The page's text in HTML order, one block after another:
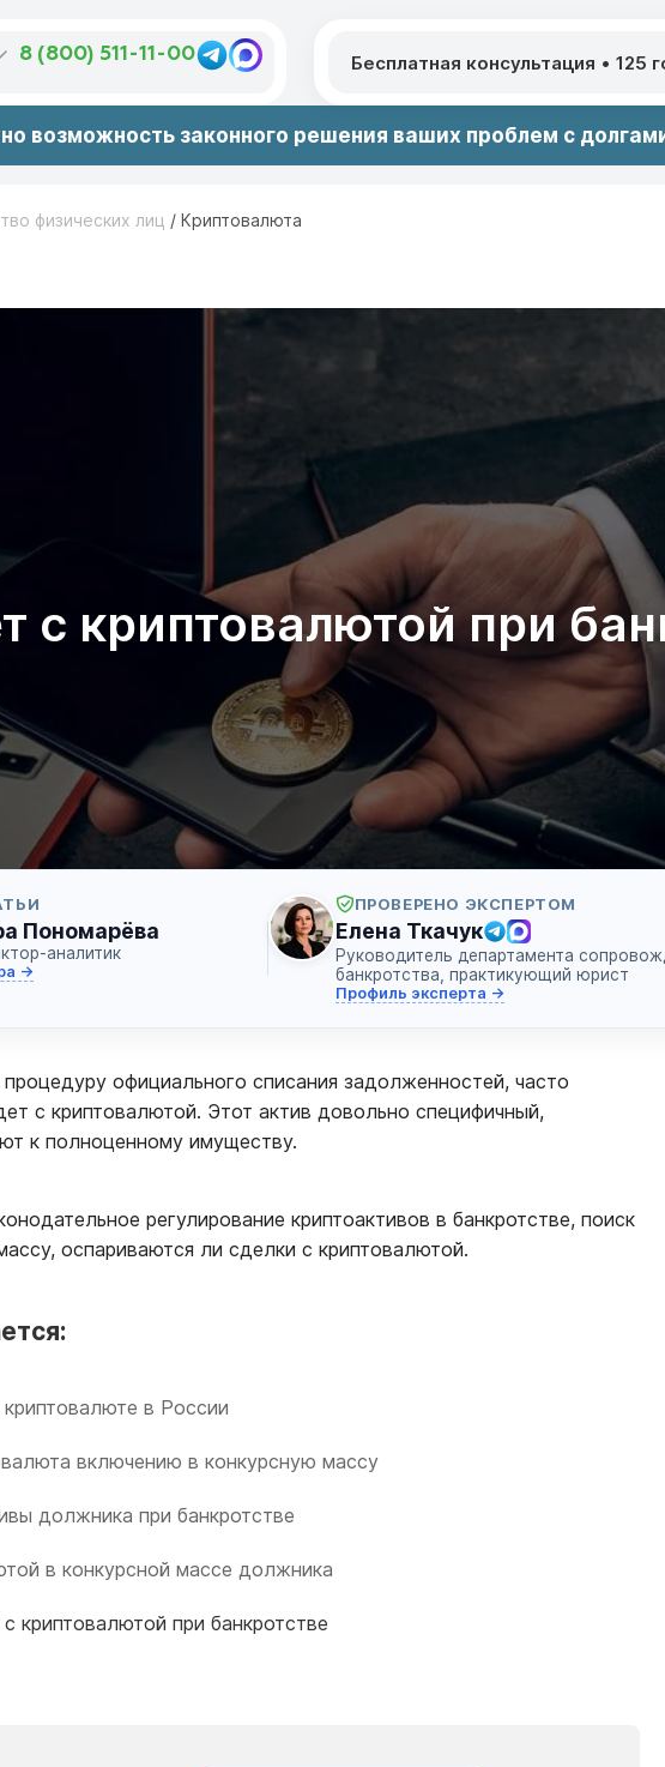
8 (800) 511-11-00 Бесплатная консультация • 125
возможность законного решения ваших проблем с
физических лиц / Криптовалюта
с криптовалютой при
Пономарёва
аналитик
→
ПРОВЕРЕНО ЭКСПЕРТОМ
Елена Ткачук
Руководитель департамента
банкротства, практикующий юрист
Профиль эксперта →
официального списания задолженностей, часто
с криптовалютой. Этот актив довольно специфичный,
к полноценному имуществу.
регулирование криптоактивов в банкротстве, поиск
оспариваются ли сделки с криптовалютой.
в России
включению в конкурсную массу
должника при банкротстве
в конкурсной массе должника
с криптовалютой при банкротстве